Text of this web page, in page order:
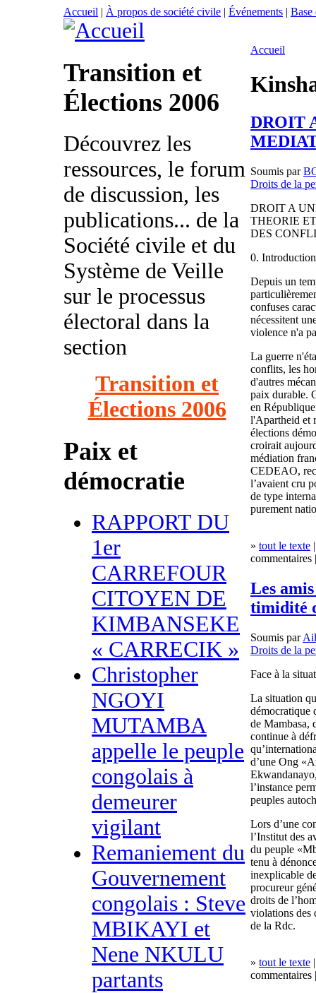
Accueil | À propos de société civile | Événements | Base
Transition et
Élections 2006
Découvrez les
ressources, le forum
de discussion, les
publications... de la
Société civile et du
Système de Veille
sur le processus
électoral dans la
section
Transition et
Élections 2006
Paix et
démocratie
RAPPORT DU
1er
CARREFOUR
CITOYEN DE
KIMBANSEKE
« CARRECIK »
Christopher
NGOYI
MUTAMBA
appelle le peuple
congolais à
demeurer
vigilant
Remaniement du
Gouvernement
congolais : Steve
MBIKAYI et
Nene NKULU
partants
Accueil
DROIT
Soumis par
Droits de la
DROIT A
THEORIE
DES
0. Introduction
Depuis un
confuses
nécessitent
violence n'a
La guerre
conflits, les
d'autres
paix durable.
en
l'Apartheid et
élections
croirait
médiation
CEDEAO,
l’avaient cru
de type
purement
» tout le texte
commentaires
Les
timidité
Soumis par
Droits de la
Face à la
La situation
démocratique
de Mambasa,
continue à
d’une Ong
l’instance
peuples
Lors d’une
l’Institut des
du peuple
tenu à
inexplicable
procureur
droits de
violations des
de la Rdc.
» tout le texte
commentaires